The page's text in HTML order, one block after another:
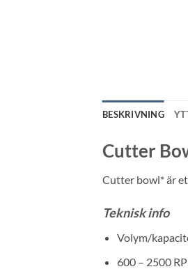
BESKRIVNING
Cutter
Cutter bowl* är
Teknisk info
Volym/
600 – 2500